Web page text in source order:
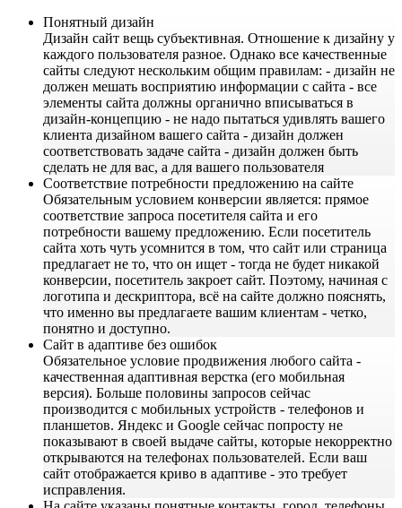
Понятный дизайн
Дизайн сайт вещь субъективная. Отношение к дизайну у
каждого пользователя разное. Однако все качественные
сайты следуют нескольким общим правилам: - дизайн не
должен мешать восприятию информации с сайта - все
элементы сайта должны органично вписываться в
дизайн-концепцию - не надо пытаться удивлять вашего
клиента дизайном вашего сайта - дизайн должен
соответствовать задаче сайта - дизайн должен быть
сделать не для вас, а для вашего пользователя
Соответствие потребности предложению на сайте
Обязательным условием конверсии является: прямое
соответствие запроса посетителя сайта и его
потребности вашему предложению. Если посетитель
сайта хоть чуть усомнится в том, что сайт или страница
предлагает не то, что он ищет - тогда не будет никакой
конверсии, посетитель закроет сайт. Поэтому, начиная с
логотипа и дескриптора, всё на сайте должно пояснять,
что именно вы предлагаете вашим клиентам - четко,
понятно и доступно.
Сайт в адаптиве без ошибок
Обязательное условие продвижения любого сайта -
качественная адаптивная верстка (его мобильная
версия). Больше половины запросов сейчас
производится с мобильных устройств - телефонов и
планшетов. Яндекс и Google сейчас попросту не
показывают в своей выдаче сайты, которые некорректно
открываются на телефонах пользователей. Если ваш
сайт отображается криво в адаптиве - это требует
исправления.